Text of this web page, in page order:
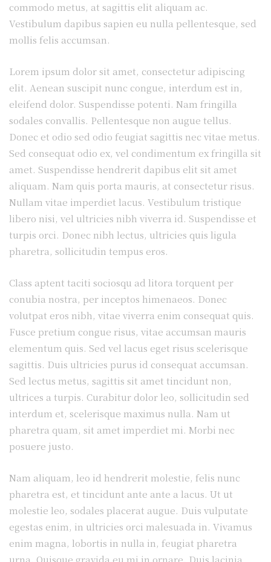
commodo metus, at sagittis elit aliquam ac.
Vestibulum dapibus sapien eu nulla pellentesque, sed
mollis felis accumsan.
Lorem ipsum dolor sit amet, consectetur adipiscing
elit. Aenean suscipit nunc congue, interdum est in,
eleifend dolor. Suspendisse potenti. Nam fringilla
sodales convallis. Pellentesque non augue tellus.
Donec et odio sed odio feugiat sagittis nec vitae metus.
Sed consequat odio ex, vel condimentum ex fringilla sit
amet. Suspendisse hendrerit dapibus elit sit amet
aliquam. Nam quis porta mauris, at consectetur risus.
Nullam vitae imperdiet lacus. Vestibulum tristique
libero nisi, vel ultricies nibh viverra id. Suspendisse et
turpis orci. Donec nibh lectus, ultricies quis ligula
pharetra, sollicitudin tempus eros.
Class aptent taciti sociosqu ad litora torquent per
conubia nostra, per inceptos himenaeos. Donec
volutpat eros nibh, vitae viverra enim consequat quis.
Fusce pretium congue risus, vitae accumsan mauris
elementum quis. Sed vel lacus eget risus scelerisque
sagittis. Duis ultricies purus id consequat accumsan.
Sed lectus metus, sagittis sit amet tincidunt non,
ultrices a turpis. Curabitur dolor leo, sollicitudin sed
interdum et, scelerisque maximus nulla. Nam ut
pharetra quam, sit amet imperdiet mi. Morbi nec
posuere justo.
Nam aliquam, leo id hendrerit molestie, felis nunc
pharetra est, et tincidunt ante ante a lacus. Ut ut
molestie leo, sodales placerat augue. Duis vulputate
egestas enim, in ultricies orci malesuada in. Vivamus
enim magna, lobortis in nulla in, feugiat pharetra
urna. Quisque gravida eu mi in ornare. Duis lacinia